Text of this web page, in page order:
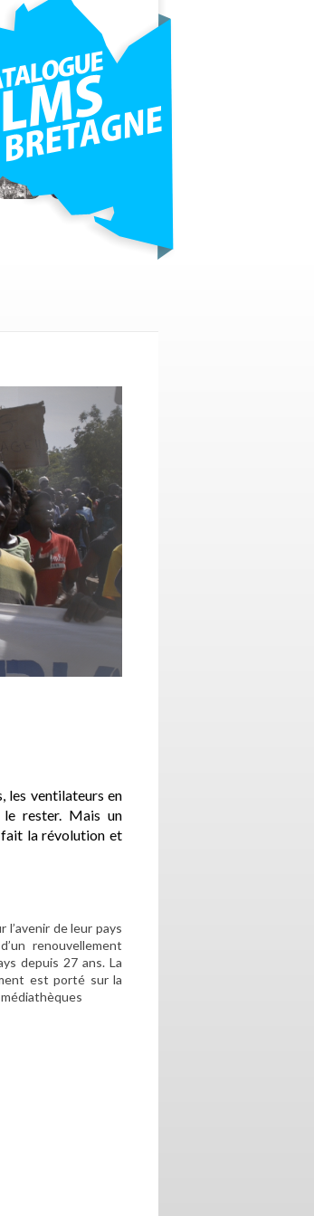
les ventilateurs en
rester. Mais un
la révolution et
de leur pays
renouvellement
depuis 27 ans. La
est porté sur la